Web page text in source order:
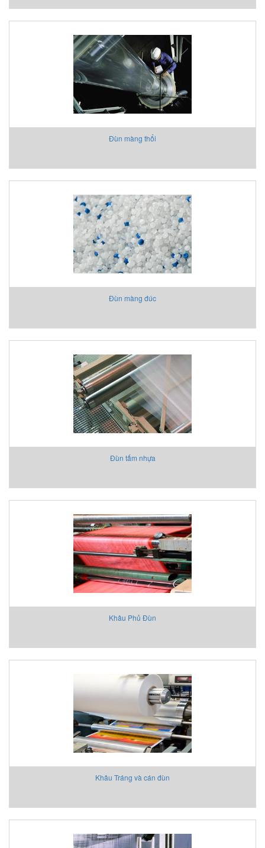
Đùn màng thổi
Đùn màng đúc
Đùn tấm nhựa
Khâu Phủ Đùn
Khâu Tráng và cán đùn